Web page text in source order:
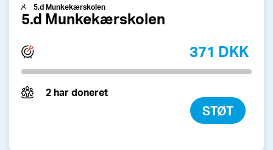
5.d Munkekærskolen
5.d Munkekærskolen
371 DKK
2 har doneret
STØT